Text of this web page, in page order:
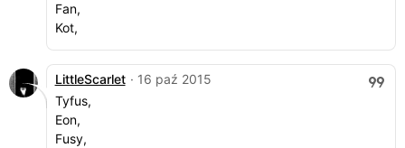
Fan,
Kot,
LittleScarlet · 16 paź 2015
Tyfus,
Eon,
Fusy,